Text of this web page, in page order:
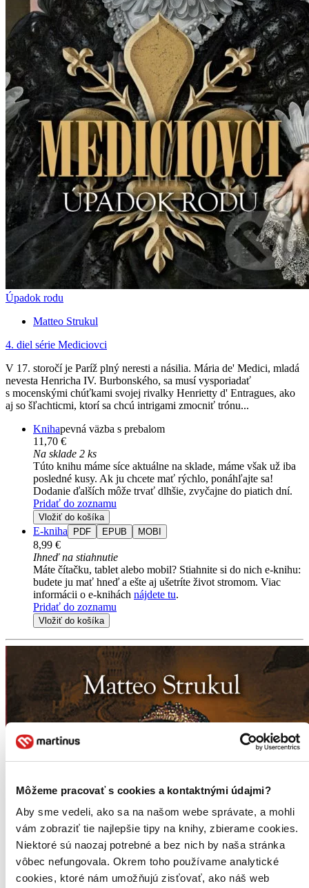
Môžeme pracovať s cookies a kontaktnými údajmi?
Aby sme vedeli, ako sa na našom webe správate, a mohli
vám zobraziť tie najlepšie tipy na knihy, zbierame cookies.
Niektoré sú naozaj potrebné a bez nich by naša stránka
vôbec nefungovala. Okrem toho používame analytické
cookies, ktoré nám umožňujú zisťovať, ako náš web
Úpadok rodu
Matteo Strukul
4. diel série Mediciovci
V 17. storočí je Paríž plný neresti a násilia. Mária de' Medici, mladá
nevesta Henricha IV. Burbonského, sa musí vysporiadať
s mocenskými chúťkami svojej rivalky Henrietty d' Entragues, ako
aj so šľachticmi, ktorí sa chcú intrigami zmocniť trónu...
Knihapevná väzba s prebalom
11,70 €
Na sklade 2 ks
Túto knihu máme síce aktuálne na sklade, máme však už iba
posledné kusy. Ak ju chcete mať rýchlo, ponáhľajte sa!
Dodanie ďalších môže trvať dlhšie, zvyčajne do piatich dní.
Pridať do zoznamu
Vložiť do košíka
E-kniha PDF EPUB MOBI
8,99 €
Ihneď na stiahnutie
Máte čítačku, tablet alebo mobil? Stiahnite si do nich e-knihu:
budete ju mať hneď a ešte aj ušetríte život stromom. Viac
informácii o e-knihách nájdete tu.
Pridať do zoznamu
Vložiť do košíka